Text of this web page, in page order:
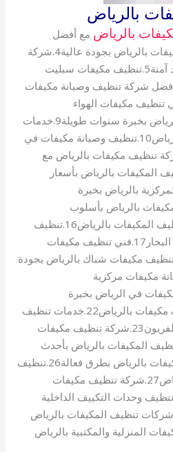
بالرياض
بالرياض مع أفضل
الفنيين3.خدمات تنظيف المكيفات بالرياض بجودة عالية4.شركة
غسيل مكيفات بالرياض بمواد آمنة5.تنظيف مكيفات سبليت
بمستوى احترافي6.أفضل شركة تنظيف وصيانة مكيفات
في تنظيف مكيفات الهواء
بالرياض8.تنظيف مكيفات بالرياض بخبرة سنوات طويلة9.خدمات
غسيل المكيفات المنزلية بالرياض10.تنظيف وصيانة مكيفات في
بسرعة وكفاءة11.شركة تنظيف مكيفات بالرياض مع
تنظيف المكيفات بالرياض بأسعار
المركزية بالرياض بخبرة
مكيفات بالرياض بأسلوب
حديث15.شركة رائدة في تنظيف المكيفات بالرياض16.تنظيف
المكيفات بالرياض باستخدام البخار17.فني تنظيف مكيفات
محترف وموثوق18.تنظيف مكيفات شباك بالرياض بجودة
مكيفات مركزية
للمكيفات في الرياض بخبرة
فائقة21.أرخص شركة تنظيف مكيفات بالرياض22.خدمات تنظيف
المكيفات بالرياض مع تعبئة الفريون23.شركة تنظيف مكيفات
للفلل والمنازل24.تنظيف المكيفات بالرياض بأحدث
المعدات25.تنظيف فلاتر المكيفات بالرياض بطرق فعالة26.تنظيف
وصيانة مكيفات سبليت بالرياض27.شركة تنظيف مكيفات
بخدمة 24 ساعة28.تنظيف وحدات التكييف الداخلية
بالرياض29.أفضل شركات تنظيف المكيفات بالرياض